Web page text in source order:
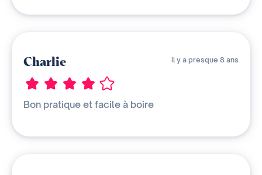
Charlie il y a presque 8 ans
Bon pratique et facile à boire